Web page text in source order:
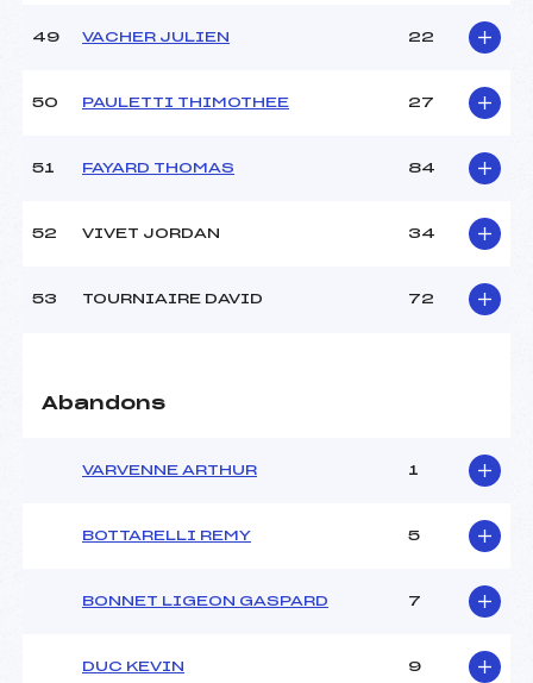
49 VACHER JULIEN 22
50 PAULETTI THIMOTHEE 27
51 FAYARD THOMAS 84
52 VIVET JORDAN 34
53 TOURNIAIRE DAVID 72
Abandons
VARVENNE ARTHUR 1
BOTTARELLI REMY 5
BONNET LIGEON GASPARD 7
DUC KEVIN 9